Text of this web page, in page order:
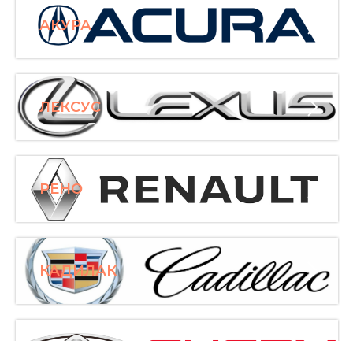
АКУРА
ЛЕКСУС
РЕНО
КАДИЛАК